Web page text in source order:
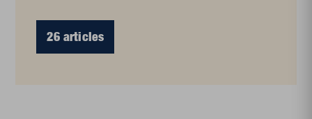
26 articles